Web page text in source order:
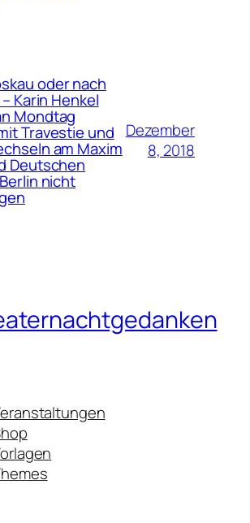
oder nach
Karin Henkel
Mondtag
Travestie und
am Maxim
Deutschen
nicht
Dezember
8, 2018